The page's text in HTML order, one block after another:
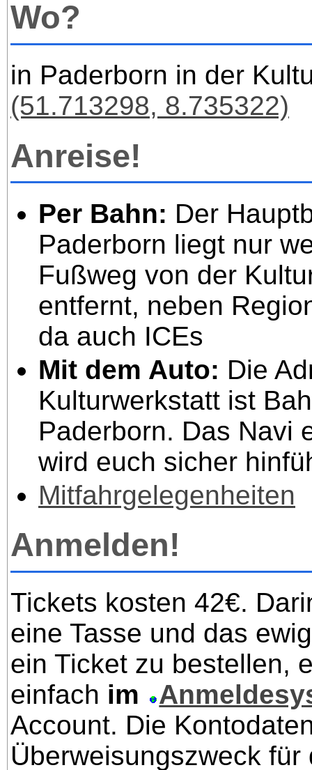
Wo?
in Paderborn in der
(51.713298, 8.735322)
Anreise!
Per Bahn: Der
Paderborn liegt nur
Fußweg von der
entfernt, neben
da auch ICEs
Mit dem Auto: Die
Kulturwerkstatt ist
Paderborn. Das Navi
wird euch sicher
Mitfahrgelegenheiten
Anmelden!
Tickets kosten 42€.
eine Tasse und das
ein Ticket zu bestellen,
einfach im
Account. Die
Überweisungszweck